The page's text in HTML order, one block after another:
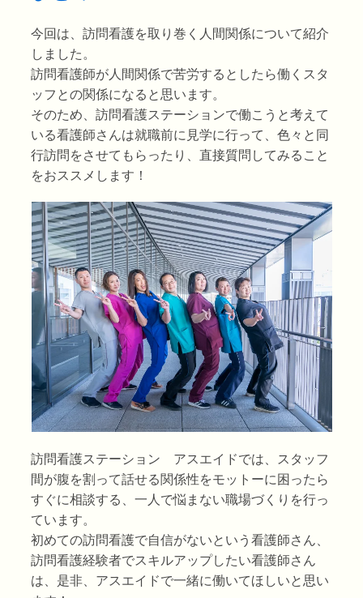
今回は、訪問看護を取り巻く人間関係について紹介
しました。
訪問看護師が人間関係で苦労するとしたら働くスタ
ッフとの関係になると思います。
そのため、訪問看護ステーションで働こうと考えて
いる看護師さんは就職前に見学に行って、色々と同
行訪問をさせてもらったり、直接質問してみること
をおススメします！
訪問看護ステーション アスエイドでは、スタッフ
間が腹を割って話せる関係性をモットーに困ったら
すぐに相談する、一人で悩まない職場づくりを行っ
ています。
初めての訪問看護で自信がないという看護師さん、
訪問看護経験者でスキルアップしたい看護師さん
は、是非、アスエイドで一緒に働いてほしいと思い